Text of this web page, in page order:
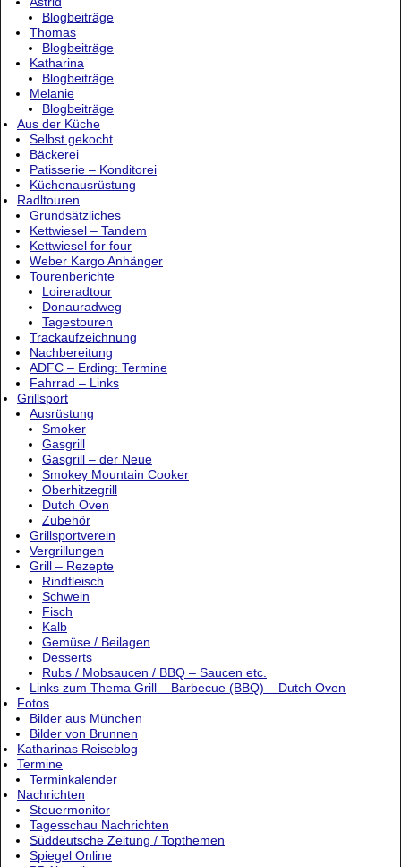
Blogbeiträge
Thomas
Blogbeiträge
Katharina
Blogbeiträge
Melanie
Blogbeiträge
Aus der Küche
Selbst gekocht
Bäckerei
Patisserie – Konditorei
Küchenausrüstung
Radltouren
Grundsätzliches
Kettwiesel – Tandem
Kettwiesel for four
Weber Kargo Anhänger
Tourenberichte
Loireradtour
Donauradweg
Tagestouren
Trackaufzeichnung
Nachbereitung
ADFC – Erding: Termine
Fahrrad – Links
Grillsport
Ausrüstung
Smoker
Gasgrill
Gasgrill – der Neue
Smokey Mountain Cooker
Oberhitzegrill
Dutch Oven
Zubehör
Grillsportverein
Vergrillungen
Grill – Rezepte
Rindfleisch
Schwein
Fisch
Kalb
Gemüse / Beilagen
Desserts
Rubs / Mobsaucen / BBQ – Saucen etc.
Links zum Thema Grill – Barbecue (BBQ) – Dutch Oven
Fotos
Bilder aus München
Bilder von Brunnen
Katharinas Reiseblog
Termine
Terminkalender
Nachrichten
Steuermonitor
Tagesschau Nachrichten
Süddeutsche Zeitung / Topthemen
Spiegel Online